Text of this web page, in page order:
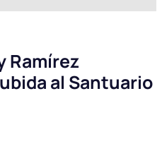
Ramírez
al Santuario